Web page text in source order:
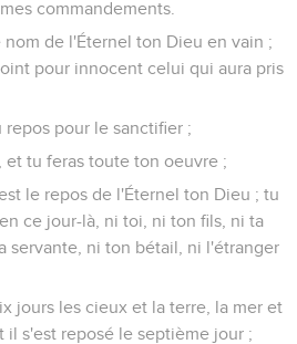
commandements.
de l'Éternel ton Dieu en vain ;
pour innocent celui qui aura pris
pour le sanctifier ;
et tu feras toute ton oeuvre ;
le repos de l'Éternel ton Dieu ; tu
ce jour-là, ni toi, ni ton fils, ni ta
servante, ni ton bétail, ni l'étranger
jours les cieux et la terre, la mer et
s'est reposé le septième jour ;